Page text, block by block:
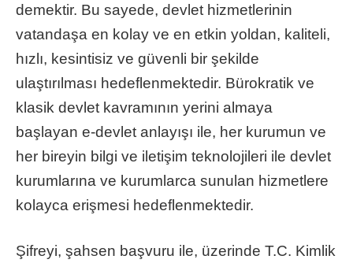
demektir. Bu sayede, devlet hizmetlerinin
vatandaşa en kolay ve en etkin yoldan, kaliteli,
hızlı, kesintisiz ve güvenli bir şekilde
ulaştırılması hedeflenmektedir. Bürokratik ve
klasik devlet kavramının yerini almaya
başlayan e-devlet anlayışı ile, her kurumun ve
her bireyin bilgi ve iletişim teknolojileri ile devlet
kurumlarına ve kurumlarca sunulan hizmetlere
kolayca erişmesi hedeflenmektedir.
Şifreyi, şahsen başvuru ile, üzerinde T.C. Kimlik